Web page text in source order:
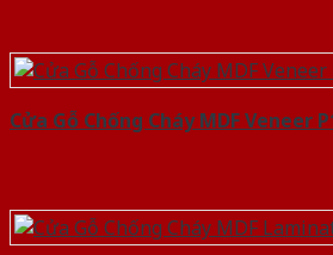
Cửa Gỗ Chống Cháy MDF Veneer